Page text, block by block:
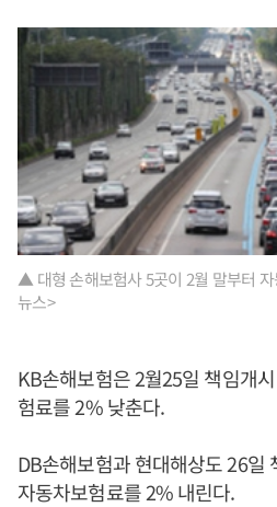
▲ 대형 손해보험사 5곳이 2월 말부터
뉴스>
KB손해보험은 2월25일 책임개
험료를 2% 낮춘다.
DB손해보험과 현대해상도 26일
자동차보험료를 2% 내린다.